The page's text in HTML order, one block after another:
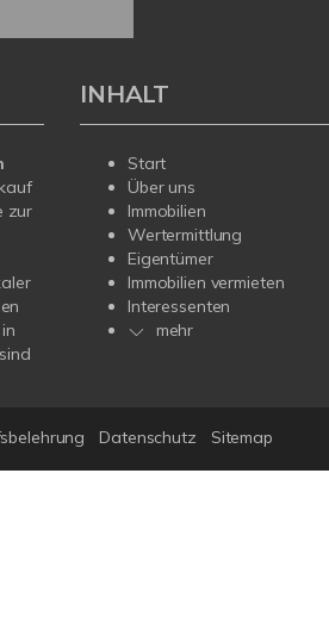
zur
INHALT
Start
Über uns
Immobilien
Wertermittlung
Eigentümer
Immobilien vermieten
Interessenten
mehr
Datenschutz Sitemap